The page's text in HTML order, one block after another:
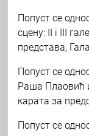
Попуст се
сцену: II i III
представа,
Попуст се
Раша Плаовић
карата за
Попуст се